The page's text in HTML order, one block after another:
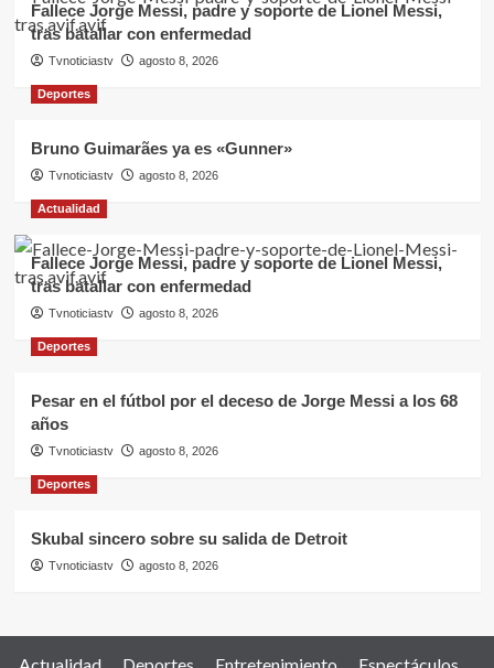
Fallece Jorge Messi, padre y soporte de Lionel Messi,
tras batallar con enfermedad
Tvnoticiastv agosto 8, 2026
Deportes
Bruno Guimarães ya es «Gunner»
Tvnoticiastv agosto 8, 2026
Actualidad
Fallece Jorge Messi, padre y soporte de Lionel Messi,
tras batallar con enfermedad
Tvnoticiastv agosto 8, 2026
Deportes
Pesar en el fútbol por el deceso de Jorge Messi a los 68
años
Tvnoticiastv agosto 8, 2026
Deportes
Skubal sincero sobre su salida de Detroit
Tvnoticiastv agosto 8, 2026